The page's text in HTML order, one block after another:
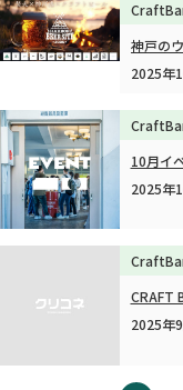
2025年
10月イ
2025年
CRAFT
2025年